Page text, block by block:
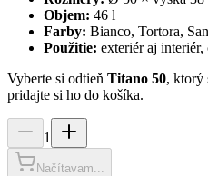
Objem: 46 l
Farby: Bianco, Tortora,
Použitie: exteriér aj interiér,
Vyberte si odtieň Titano 50, ktorý
pridajte si ho do košíka.
1
Načítavam...